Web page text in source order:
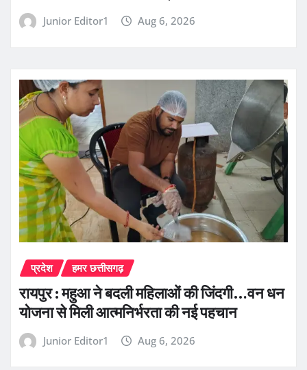
Junior Editor1 Aug 6, 2026
प्रदेश हमर छत्तीसगढ़
रायपुर : महुआ ने बदली महिलाओं की जिंदगी…वन धन
योजना से मिली आत्मनिर्भरता की नई पहचान
Junior Editor1 Aug 6, 2026